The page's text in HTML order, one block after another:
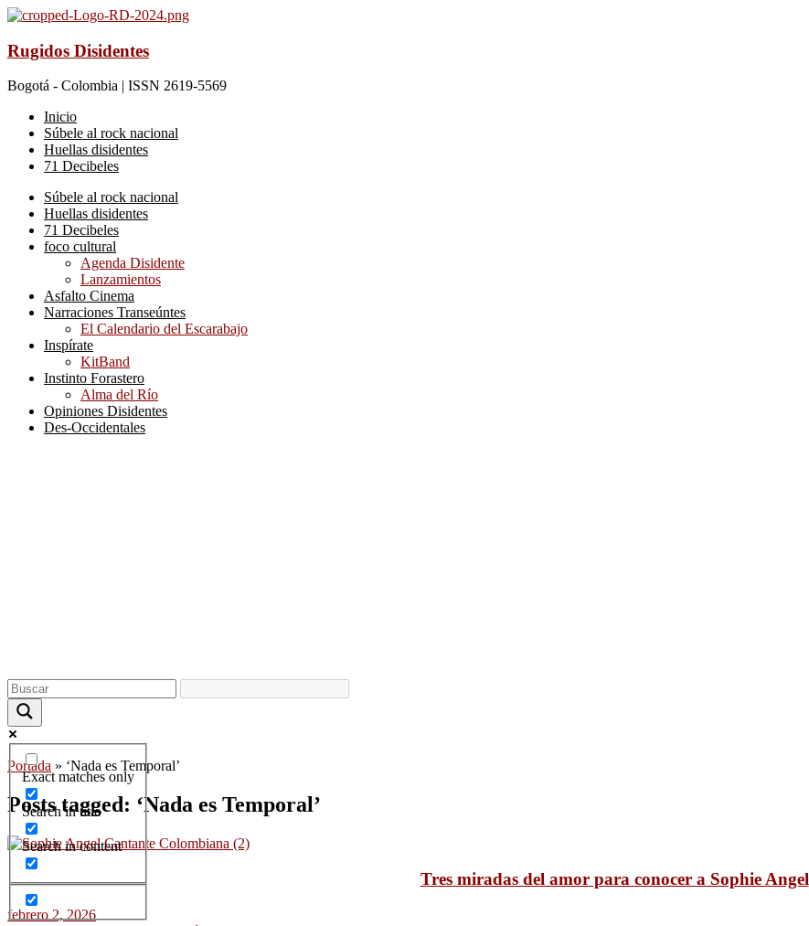
Rugidos Disidentes
Bogotá - Colombia | ISSN 2619-5569
Inicio
Súbele al rock nacional
Huellas disidentes
71 Decibeles
Súbele al rock nacional
Huellas disidentes
71 Decibeles
foco cultural
Agenda Disidente
Lanzamientos
Asfalto Cinema
Narraciones Transeúntes
El Calendario del Escarabajo
Inspírate
KitBand
Instinto Forastero
Alma del Río
Opiniones Disidentes
Des-Occidentales
Exact matches only
Search in title
Search in content
Portada » ‘Nada es Temporal’
Posts tagged: ‘Nada es Temporal’
Tres miradas del amor para conocer a Sophie Angel
febrero 2, 2026